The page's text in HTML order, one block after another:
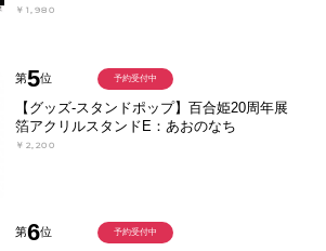
￥1,980
第5位
【グッズ-スタンドポップ】百合姫20周年展
箔アクリルスタンドE：あおのなち
￥2,200
予約受付中
第6位 予約受付中